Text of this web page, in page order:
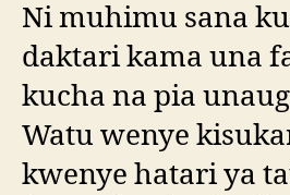
Ni muhimu sana
daktari kama una
kucha na pia
Watu wenye
kwenye hatari ya